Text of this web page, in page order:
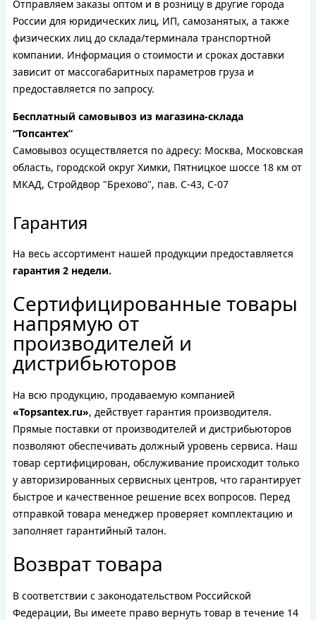
Отправляем заказы оптом и в розницу в другие города
России для юридических лиц, ИП, самозанятых, а также
физических лиц до склада/терминала транспортной
компании. Информация о стоимости и сроках доставки
зависит от массогабаритных параметров груза и
предоставляется по запросу.
Бесплатный самовывоз из магазина-склада
“Топсантех”
Самовывоз осуществляется по адресу: Москва, Московская
область, городской округ Химки, Пятницкое шоссе 18 км от
МКАД, Стройдвор "Брехово", пав. С-43, С-07
Гарантия
На весь ассортимент нашей продукции предоставляется
гарантия 2 недели.
Сертифицированные товары
напрямую от
производителей и
дистрибьюторов
На всю продукцию, продаваемую компанией
«Topsantex.ru», действует гарантия производителя.
Прямые поставки от производителей и дистрибьюторов
позволяют обеспечивать должный уровень сервиса. Наш
товар сертифицирован, обслуживание происходит только
у авторизированных сервисных центров, что гарантирует
быстрое и качественное решение всех вопросов. Перед
отправкой товара менеджер проверяет комплектацию и
заполняет гарантийный талон.
Возврат товара
В соответствии с законодательством Российской
Федерации, Вы имеете право вернуть товар в течение 14